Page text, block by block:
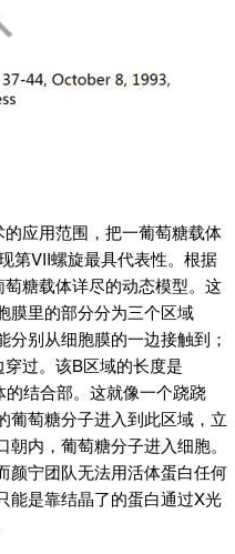
应用范围，把一葡萄糖载体
第VII螺旋最具代表性。根据
糖载体详尽的动态模型。这
膜里的部分分为三个区域
分别从细胞膜的一边接触到；
过。该B区域的长度是
结合部。这就像一个跷跷
葡萄糖分子进入到此区域，立
内，葡萄糖分子进入细胞。
颜宁团队无法用活体蛋白任何
能是靠结晶了的蛋白通过X光